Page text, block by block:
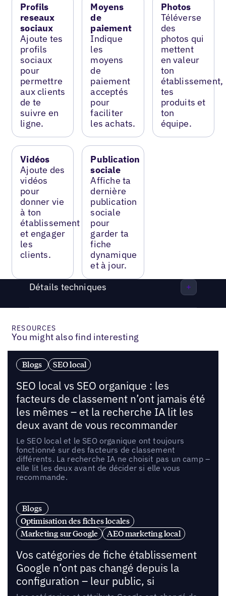
Profils
reseaux
sociaux
Ajoute tes
profils
sociaux
pour
permettre
aux clients
de te
suivre en
ligne.
Moyens
de
paiement
Indique
les
moyens
de
paiement
acceptés
pour
faciliter
les achats.
Photos
Téléverse
des
photos qui
mettent
en valeur
ton
établissement,
tes
produits et
ton
équipe.
Vidéos
Ajoute des
vidéos
pour
donner vie
à ton
établissement
et engager
les
clients.
Publication
sociale
Affiche ta
dernière
publication
sociale
pour
garder ta
fiche
dynamique
et à jour.
Détails techniques
RESOURCES
You might also find interesting
Blogs SEO local
SEO local vs SEO organique : les
facteurs de classement n’ont jamais été
les mêmes – et la recherche IA lit les
deux avant de vous recommander
Le SEO local et le SEO organique ont toujours
fonctionné sur des facteurs de classement
différents. La recherche IA ne choisit pas un camp –
elle lit les deux avant de décider si elle vous
recommande.
Blogs
Optimisation des fiches locales
Marketing sur Google
AEO marketing local
Vos catégories de fiche établissement
Google n’ont pas changé depuis la
configuration – leur public, si